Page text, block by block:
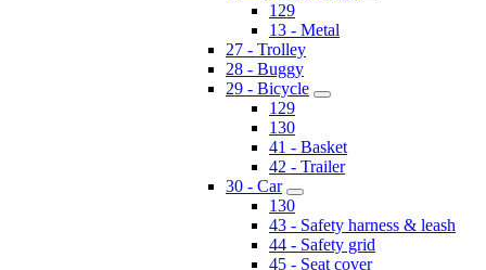
129
13 - Metal
27 - Trolley
28 - Buggy
29 - Bicycle
129
130
41 - Basket
42 - Trailer
30 - Car
130
43 - Safety harness & leash
44 - Safety grid
45 - Seat cover